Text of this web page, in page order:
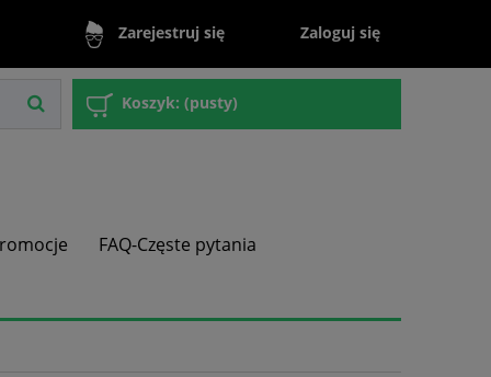
Zarejestruj się Zaloguj się
Koszyk: (pusty)
FAQ-Częste pytania